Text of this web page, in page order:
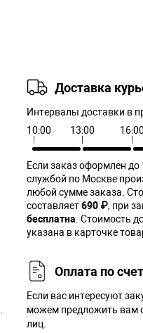
Доставка
Интервалы доставки в
10:00
13:00 16:00
Если заказ оформлен до
службой по Москве
любой сумме заказа.
составляет690 ₽, при
бесплатна . Стоимость
указана в карточке
Оплата по
Если вас интересуют
можем предложить вам
лиц.